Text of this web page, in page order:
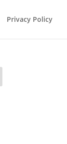
Privacy Policy